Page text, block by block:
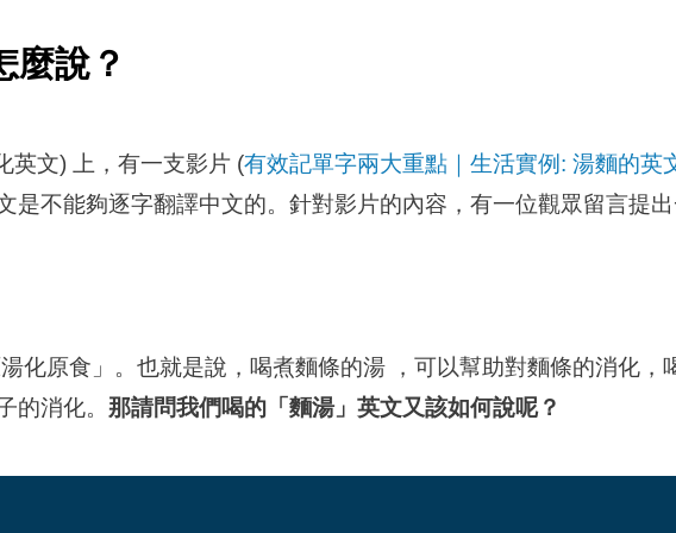
麼說？
英文) 上，有一支影片 (有效記單字兩大重點｜生活實例: 湯麵的英
是不能夠逐字翻譯中文的。針對影片的內容，有一位觀眾留言提
化原食」。也就是說，喝煮麵條的湯 ，可以幫助對麵條的消化，
的消化。那請問我們喝的「麵湯」英文又該如何說呢？